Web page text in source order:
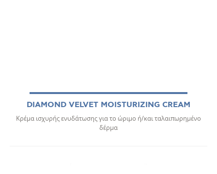
DIAMOND VELVET MOISTURIZING CREAM
Κρέμα ισχυρής ενυδάτωσης για το ώριμο ή/και ταλαιπωρημένο
δέρμα